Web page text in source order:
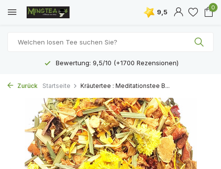
9,5
0
Bewertung: 9,5/10 (+1700 Rezensionen)
Zurück Startseite Kräutertee : Meditationstee B...